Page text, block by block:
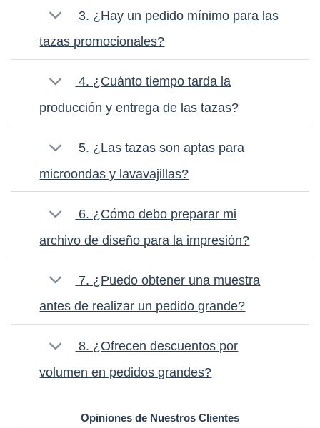
3. ¿Hay un pedido mínimo para las
tazas promocionales?
4. ¿Cuánto tiempo tarda la
producción y entrega de las tazas?
5. ¿Las tazas son aptas para
microondas y lavavajillas?
6. ¿Cómo debo preparar mi
archivo de diseño para la impresión?
7. ¿Puedo obtener una muestra
antes de realizar un pedido grande?
8. ¿Ofrecen descuentos por
volumen en pedidos grandes?
Opiniones de Nuestros Clientes